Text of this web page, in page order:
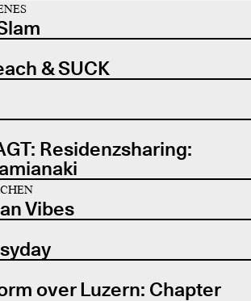
& SUCK
Residenzsharing:
Vibes
over Luzern: Chapter